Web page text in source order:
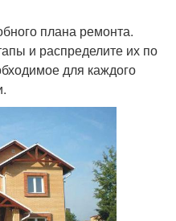
плана ремонта.
и распределите их по
для каждого